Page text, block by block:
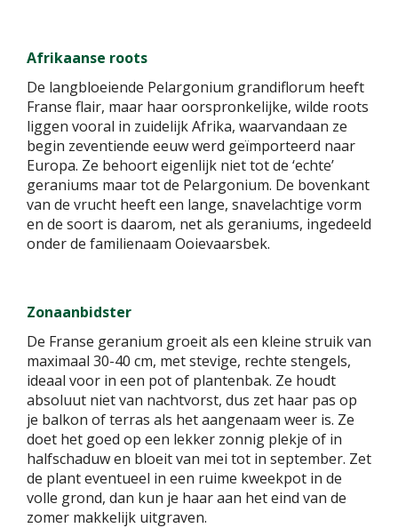
Afrikaanse roots
De langbloeiende Pelargonium grandiflorum heeft
Franse flair, maar haar oorspronkelijke, wilde roots
liggen vooral in zuidelijk Afrika, waarvandaan ze
begin zeventiende eeuw werd geïmporteerd naar
Europa. Ze behoort eigenlijk niet tot de ‘echte’
geraniums maar tot de Pelargonium. De bovenkant
van de vrucht heeft een lange, snavelachtige vorm
en de soort is daarom, net als geraniums, ingedeeld
onder de familienaam Ooievaarsbek.
Zonaanbidster
De Franse geranium groeit als een kleine struik van
maximaal 30-40 cm, met stevige, rechte stengels,
ideaal voor in een pot of plantenbak. Ze houdt
absoluut niet van nachtvorst, dus zet haar pas op
je balkon of terras als het aangenaam weer is. Ze
doet het goed op een lekker zonnig plekje of in
halfschaduw en bloeit van mei tot in september. Zet
de plant eventueel in een ruime kweekpot in de
volle grond, dan kun je haar aan het eind van de
zomer makkelijk uitgraven.